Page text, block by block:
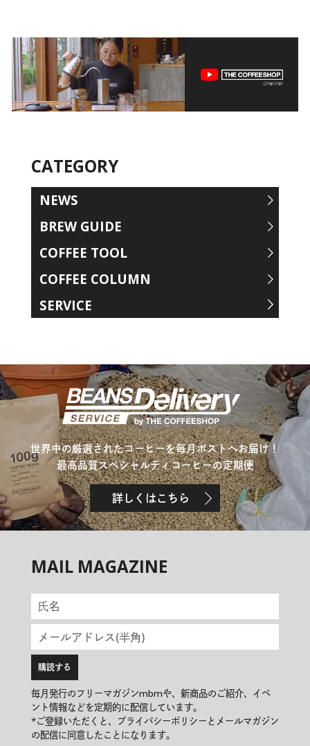
CATEGORY
NEWS
BREW GUIDE
COFFEE TOOL
COFFEE COLUMN
SERVICE
世界中の厳選されたコーヒーを毎月ポストへお届け！
最高品質スペシャルティコーヒーの定期便
詳しくはこちら
MAIL MAGAZINE
毎月発行のフリーマガジンmbmや、新商品のご紹介、イベ
ント情報などを定期的に配信しています。
*ご登録いただくと、プライバシーポリシーとメールマガジン
の配信に同意したことになります。